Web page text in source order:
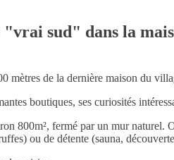
sud" dans la
mètres de la dernière maison du
boutiques, ses curiosités
800m², fermé par un mur naturel.
ou de détente (sauna,